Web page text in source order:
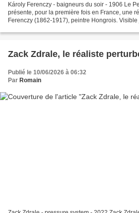
Károly Ferenczy - baigneurs du soir - 1906 Le
présente, pour la première fois en France, une
Ferenczy (1862-1917), peintre Hongrois. Visible
Zack Zdrale, le réaliste
Publié le 10/06/2026 à 06:32
Par Romain